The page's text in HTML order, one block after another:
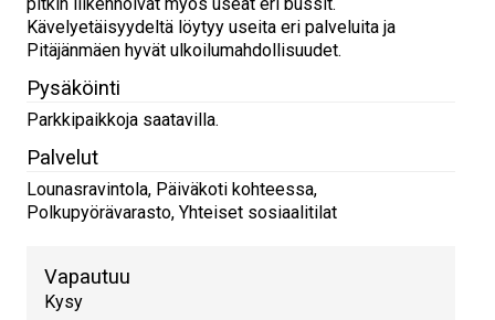
pitkin liikennöivät myös useat eri bussit.
Kävelyetäisyydeltä löytyy useita eri palveluita ja
Pitäjänmäen hyvät ulkoilumahdollisuudet.
Pysäköinti
Parkkipaikkoja saatavilla.
Palvelut
Lounasravintola, Päiväkoti kohteessa,
Polkupyörävarasto, Yhteiset sosiaalitilat
Vapautuu
Kysy